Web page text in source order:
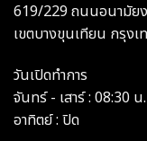
619/229 ถนนอนามัย
เขตบางขุนเทียน กรุง
วันเปิดทำการ
จันทร์ - เสาร์ : 08:30
อาทิตย์ : ปิด